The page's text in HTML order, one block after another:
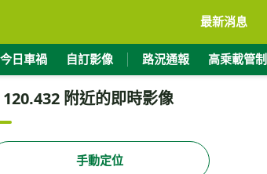
最新消息
今日車禍 自訂影像 路況通報 高乘載管制
附近的即時影像
手動定位